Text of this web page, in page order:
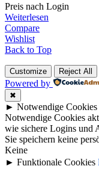
Preis nach Login
Weiterlesen
Compare
Wishlist
Back to Top
Customize Reject All
Powered by
✖
► Notwendige Cookies
Notwendige Cookies
wie sichere Logins und
Sie speichern keine
Keine
► Funktionale Cookies